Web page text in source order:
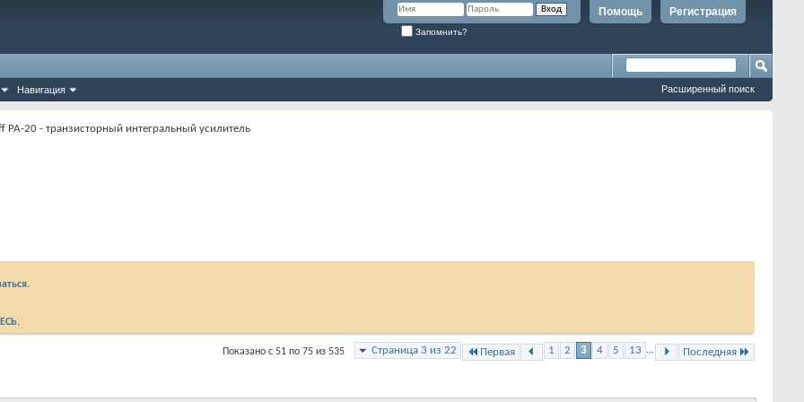
Регистрация
Помощь
Запомнить?
Навигация Расширенный поиск
PA-20 - транзисторный интегральный усилитель
.
Страница 3 из 22 Первая 1 2 3 4 5 13 ... Последняя
Показано с 51 по 75 из 535